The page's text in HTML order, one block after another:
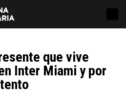
que vive
Inter Miami y por